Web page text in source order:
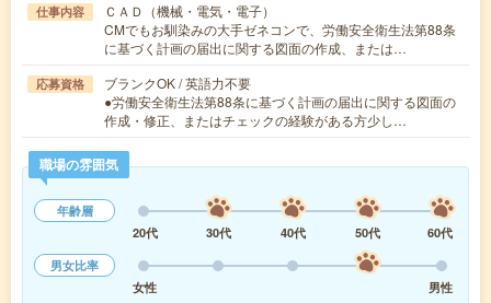
仕事内容
ＣＡＤ（機械・電気・電子）
CMでもお馴染みの大手ゼネコンで、労働安全衛生法第88条
に基づく計画の届出に関する図面の作成、または…
応募資格
ブランクOK / 英語力不要
●労働安全衛生法第88条に基づく計画の届出に関する図面の
作成・修正、またはチェックの経験がある方少し…
職場の雰囲気
年齢層
20代
30代 40代 50代
60代
男女比率
女性
男性